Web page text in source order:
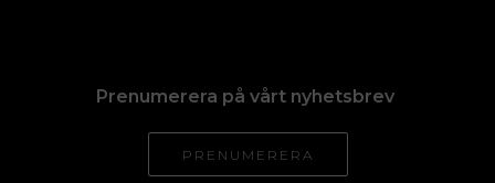
Prenumerera på vårt nyhetsbrev
PRENUMERERA